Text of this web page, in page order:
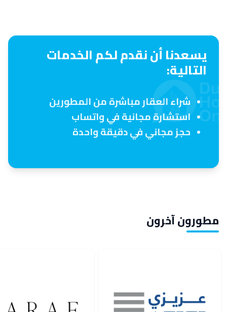
يسعدنا أن نقدم لكم الخدمات
التالية:
شراء العقار مباشرة من المطورين
استشارة مجانية في واتساب
حجز مجاني في دقيقة واحدة
مطورون آخرون